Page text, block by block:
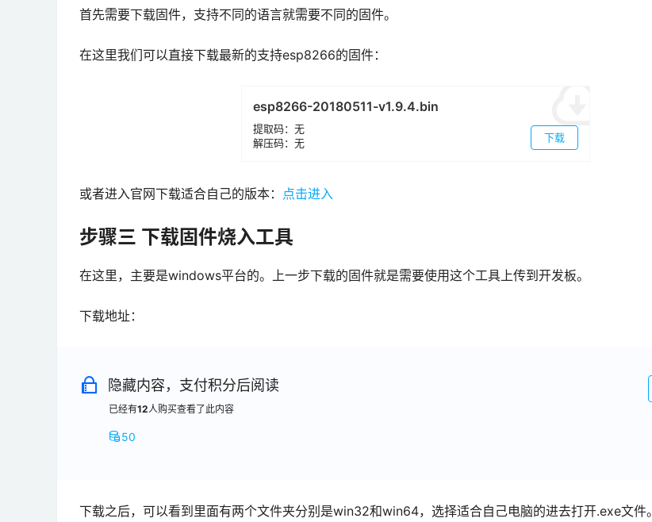
首先需要下载固件，支持不同的语言就需要不同的固件。
在这里我们可以直接下载最新的支持esp8266的固件：
esp8266-20180511-v1.9.4.bin
提取码：无
解压码：无
下载
或者进入官网下载适合自己的版本： 点击进入
步骤三 下载固件烧入工具
在这里，主要是windows平台的。上一步下载的固件就是需要使用这个工具上传到开发板。
下载地址：
隐藏内容，支付积分后阅读
已经有12人购买查看了此内容
50
下载之后，可以看到里面有两个文件夹分别是win32和win64，选择适合自己电脑的进去打开.exe文件。